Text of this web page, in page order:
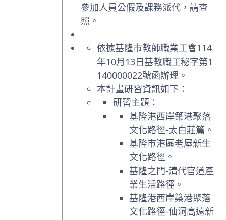
參加人員公假及課務派代，請查
照。
依據基隆市教師職業工會114
年10月13日基教職工秘字第1
140000022號函辦理。
本計畫研習資訊如下：
研習主題：
基隆港西岸築港聚落
文化路徑-太白莊篇。
基隆市港區老屋新生
文化路徑。
基隆之門-清代官道產
業生活路徑。
基隆港西岸築港聚落
文化路徑-仙洞高遠新